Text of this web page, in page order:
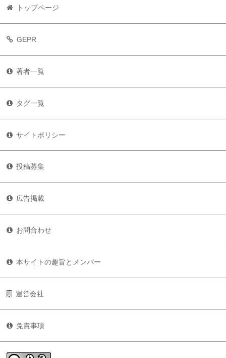
トップページ
GEPR
著者一覧
タグ一覧
サイトポリシー
投稿募集
広告掲載
お問合わせ
本サイトの趣旨とメンバー
運営会社
免責事項